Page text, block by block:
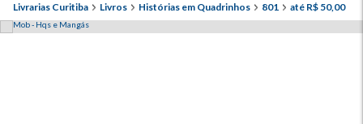
Livrarias Curitiba Livros Histórias em Quadrinhos 801 até R$ 50,00